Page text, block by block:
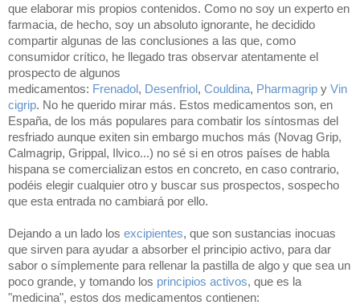
que elaborar mis propios contenidos. Como no soy un experto en
farmacia, de hecho, soy un absoluto ignorante, he decidido
compartir algunas de las conclusiones a las que, como
consumidor crítico, he llegado tras observar atentamente el
prospecto de algunos
medicamentos: Frenadol , Desenfriol , Couldina, Pharmagrip y Vin
cigrip. No he querido mirar más. Estos medicamentos son, en
España, de los más populares para combatir los síntosmas del
resfriado aunque exiten sin embargo muchos más (Novag Grip,
Calmagrip, Grippal, Ilvico...) no sé si en otros países de habla
hispana se comercializan estos en concreto, en caso contrario,
podéis elegir cualquier otro y buscar sus prospectos, sospecho
que esta entrada no cambiará por ello.
Dejando a un lado los excipientes, que son sustancias inocuas
que sirven para ayudar a absorber el principio activo, para dar
sabor o símplemente para rellenar la pastilla de algo y que sea un
poco grande, y tomando los principios activos, que es la
"medicina", estos dos medicamentos contienen: